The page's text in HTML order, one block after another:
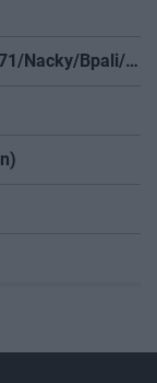
Toka Club/Labanc/Laruska/Vica71/Nacky/Bpali/Oldrider/Josefernando/Mcbull/Kawaszabi